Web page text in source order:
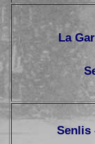
La
Senlis